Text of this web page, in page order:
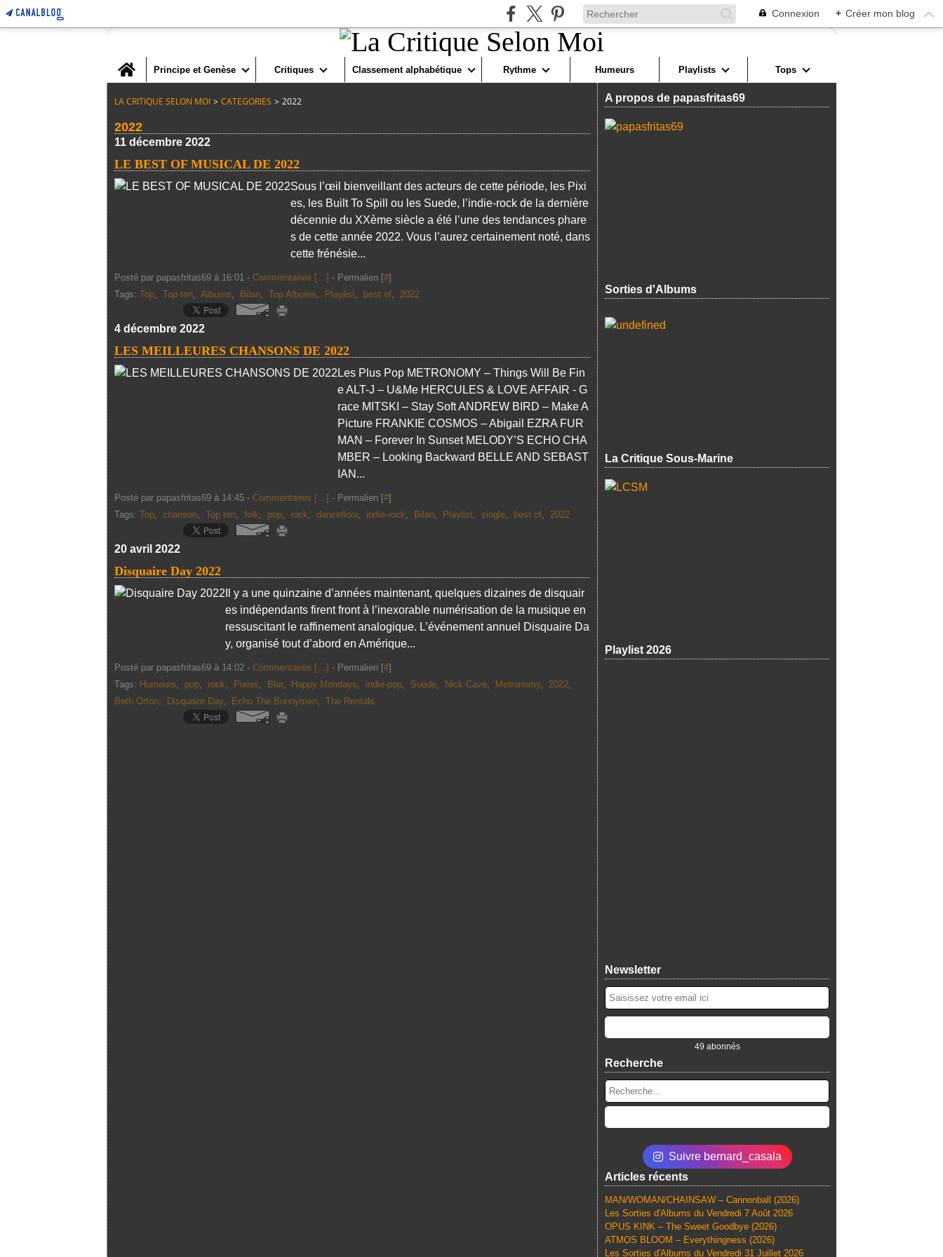
Connexion + Créer mon blog
Home
Principe et Genèse Critiques Classement alphabétique Rythme Humeurs Playlists Tops
LA CRITIQUE SELON MOI > CATEGORIES > 2022
2022
11 décembre 2022
LE BEST OF MUSICAL DE 2022
Sous l’œil bienveillant des acteurs de cette période, les Pixi
es, les Built To Spill ou les Suede, l’indie-rock de la dernière
décennie du XXème siècle a été l’une des tendances phare
s de cette année 2022. Vous l’aurez certainement noté, dans
cette frénésie...
Posté par papasfritas69 à 16:01 - Commentaires […] - Permalien [#]
Tags: Top, Top ten, Albums, Bilan, Top Albums, Playlist, best of, 2022
4 décembre 2022
LES MEILLEURES CHANSONS DE 2022
Les Plus Pop METRONOMY – Things Will Be Fin
e ALT-J – U&Me HERCULES & LOVE AFFAIR - G
race MITSKI – Stay Soft ANDREW BIRD – Make A
Picture FRANKIE COSMOS – Abigail EZRA FUR
MAN – Forever In Sunset MELODY’S ECHO CHA
MBER – Looking Backward BELLE AND SEBAST
IAN...
Posté par papasfritas69 à 14:45 - Commentaires […] - Permalien [#]
Tags: Top, chanson, Top ten, folk, pop, rock, dancefloor, indie-rock, Bilan, Playlist, single, best of, 2022
20 avril 2022
Disquaire Day 2022
Il y a une quinzaine d’années maintenant, quelques dizaines de disquair
es indépendants firent front à l’inexorable numérisation de la musique en
ressuscitant le raffinement analogique. L’événement annuel Disquaire Da
y, organisé tout d’abord en Amérique...
Posté par papasfritas69 à 14:02 - Commentaires […] - Permalien [#]
Tags: Humeurs, pop, rock, Pixies, Blur, Happy Mondays, indie-pop, Suede, Nick Cave, Metronomy, 2022,
Beth Orton, Disquaire Day, Echo The Bunnymen, The Rentals
A propos de papasfritas69
Sorties d'Albums
La Critique Sous-Marine
Playlist 2026
Newsletter
49 abonnés
Recherche
Suivre bernard_casala
Articles récents
MAN/WOMAN/CHAINSAW – Cannonball (2026)
Les Sorties d'Albums du Vendredi 7 Août 2026
OPUS KINK – The Sweet Goodbye (2026)
ATMOS BLOOM – Everythingness (2026)
Les Sorties d'Albums du Vendredi 31 Juillet 2026